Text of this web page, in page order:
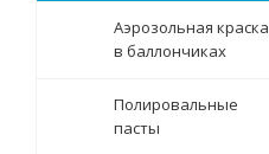
Аэрозольная краска
в баллончиках
Полировальные
пасты